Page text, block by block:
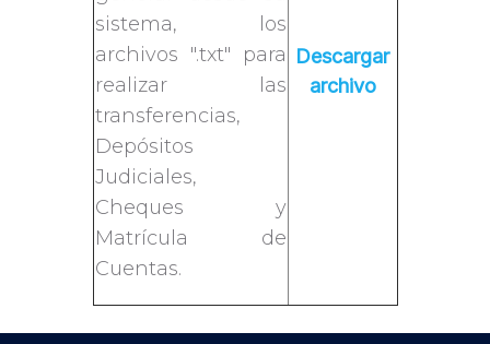
sistema, los
archivos ".txt" para
realizar las
transferencias,
Depósitos
Judiciales,
Cheques y
Matrícula de
Cuentas.
Descargar
archivo